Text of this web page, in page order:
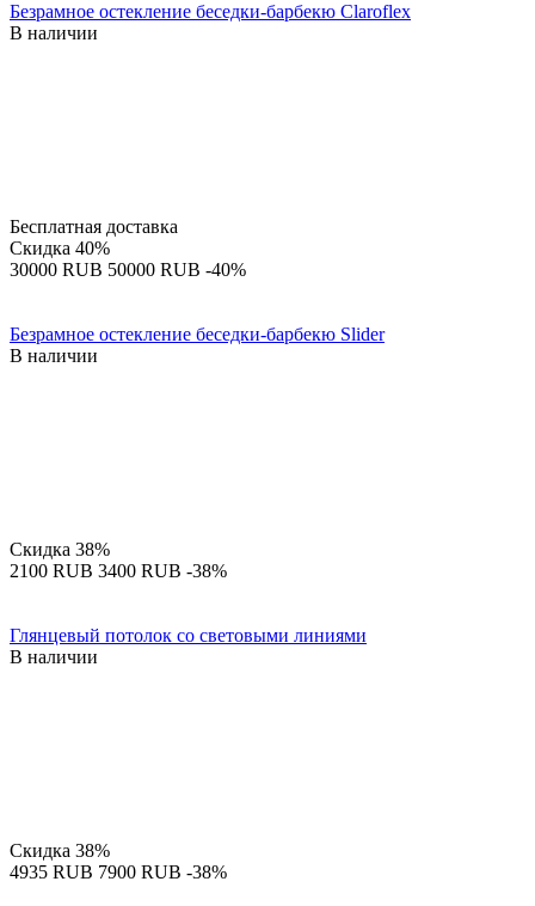
Безрамное остекление беседки-барбекю Claroflex
В наличии
Бесплатная доставка
Скидка 40%
‍30000‍ RUB ‍50000‍ RUB -40%
Безрамное остекление беседки-барбекю Slider
В наличии
Скидка 38%
‍2100‍ RUB ‍3400‍ RUB -38%
Глянцевый потолок со световыми линиями
В наличии
Скидка 38%
‍4935‍ RUB ‍7900‍ RUB -38%